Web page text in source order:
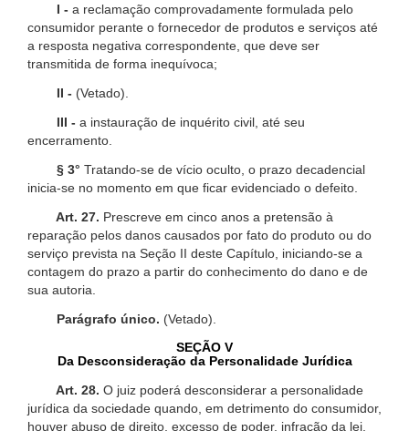
I - a reclamação comprovadamente formulada pelo
consumidor perante o fornecedor de produtos e serviços até
a resposta negativa correspondente, que deve ser
transmitida de forma inequívoca;
II - (Vetado).
III - a instauração de inquérito civil, até seu
encerramento.
§ 3° Tratando-se de vício oculto, o prazo decadencial
inicia-se no momento em que ficar evidenciado o defeito.
Art. 27. Prescreve em cinco anos a pretensão à
reparação pelos danos causados por fato do produto ou do
serviço prevista na Seção II deste Capítulo, iniciando-se a
contagem do prazo a partir do conhecimento do dano e de
sua autoria.
Parágrafo único. (Vetado).
SEÇÃO V
Da Desconsideração da Personalidade Jurídica
Art. 28. O juiz poderá desconsiderar a personalidade
jurídica da sociedade quando, em detrimento do consumidor,
houver abuso de direito, excesso de poder, infração da lei,